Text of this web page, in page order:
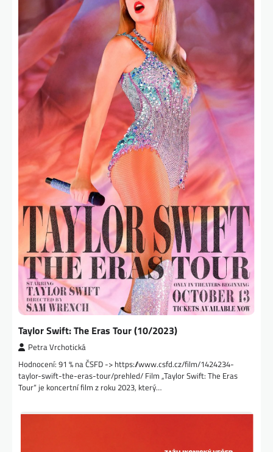
Taylor Swift: The Eras Tour (10/2023)
Petra Vrchotická
Hodnocení: 91 % na ČSFD -> https://www.csfd.cz/film/1424234-
taylor-swift-the-eras-tour/prehled/ Film „Taylor Swift: The Eras
Tour“ je koncertní film z roku 2023, který…